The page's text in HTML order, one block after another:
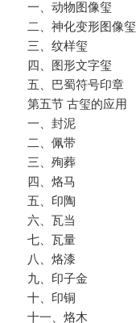
一、动物图像玺
二、神化变形图像玺
三、纹样玺
四、图形文字玺
五、巴蜀符号印章
第五节 古玺的应用
一、封泥
二、佩带
三、殉葬
四、烙马
五、印陶
六、瓦当
七、瓦量
八、烙漆
九、印子金
十、印铜
十一、烙木